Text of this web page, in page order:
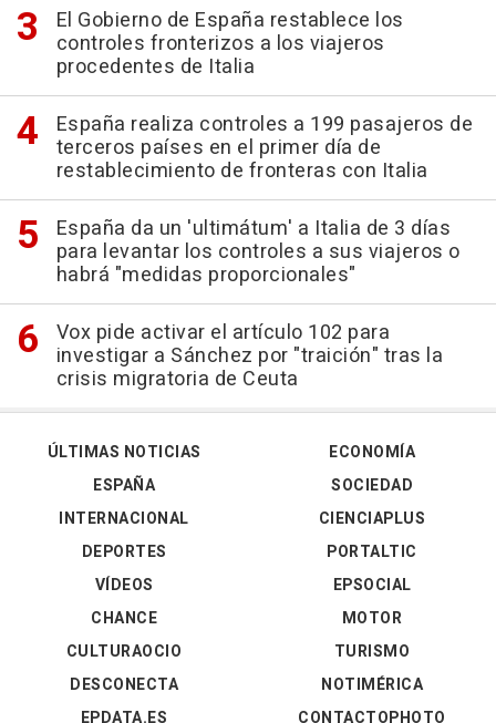
El Gobierno de España restablece los
controles fronterizos a los viajeros
procedentes de Italia
España realiza controles a 199 pasajeros de
terceros países en el primer día de
restablecimiento de fronteras con Italia
España da un 'ultimátum' a Italia de 3 días
para levantar los controles a sus viajeros o
habrá "medidas proporcionales"
Vox pide activar el artículo 102 para
investigar a Sánchez por "traición" tras la
crisis migratoria de Ceuta
ÚLTIMAS NOTICIAS
ESPAÑA
INTERNACIONAL
DEPORTES
VÍDEOS
ECONOMÍA
SOCIEDAD
CIENCIAPLUS
PORTALTIC
EPSOCIAL
CHANCE
CULTURAOCIO
DESCONECTA
EPDATA.ES
MOTOR
TURISMO
NOTIMÉRICA
CONTACTOPHOTO